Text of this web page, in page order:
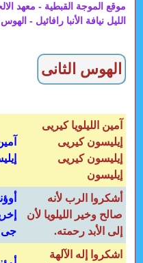
موقع الموجة القبطية - معهد
الليل نيافة الأنبا رافائيل -
الهوس الثانى
آمين الليلويا كيريى
إيليسون كيريى
إيليسون كيريى
إيليسون
أشكروا الرب لأنه
صالح وخير الليلويا لأن
إلى الأبد رحمته.
جى
اشكروا إله الآلهة